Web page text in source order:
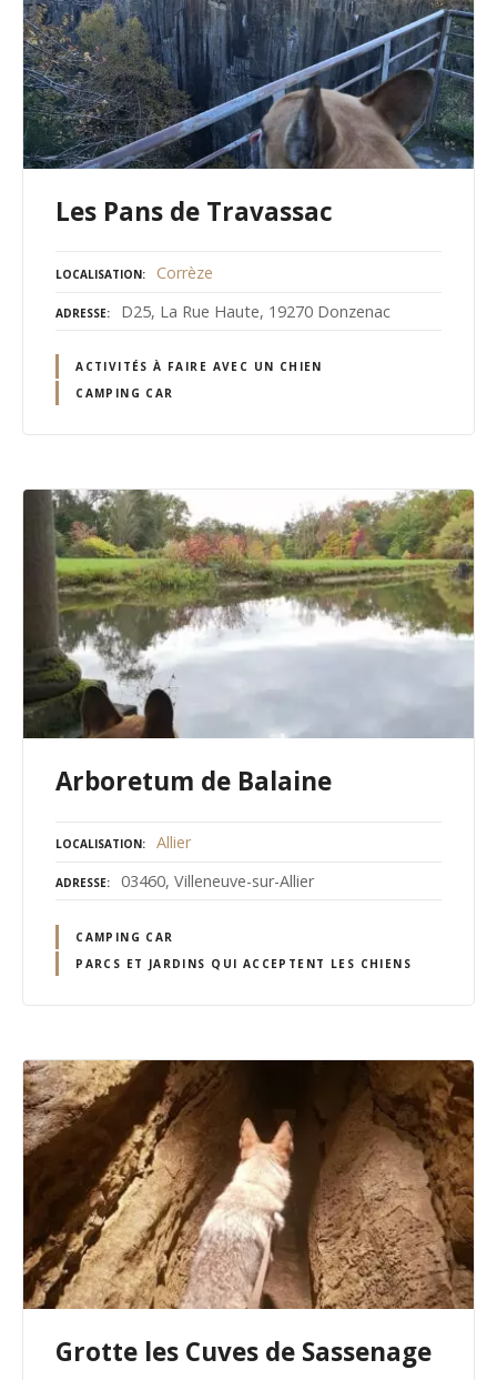
Les Pans de Travassac
LOCALISATION Corrèze
ADRESSE D25, La Rue Haute, 19270 Donzenac
ACTIVITÉS À FAIRE AVEC UN CHIEN
CAMPING CAR
Arboretum de Balaine
LOCALISATION Allier
ADRESSE 03460, Villeneuve-sur-Allier
CAMPING CAR
PARCS ET JARDINS QUI ACCEPTENT LES CHIENS
Grotte les Cuves de Sassenage